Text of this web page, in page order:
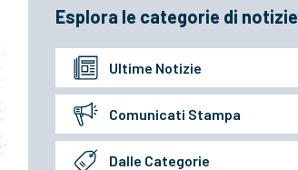
Esplora le categorie di notizie
Ultime Notizie
Comunicati Stampa
Dalle Categorie